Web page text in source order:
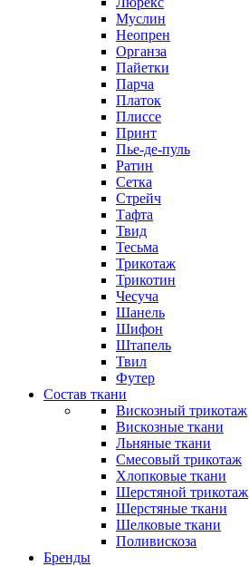
Муслин
Неопрен
Органза
Пайетки
Парча
Платок
Плиссе
Принт
Пье-де-пуль
Ратин
Сетка
Стрейч
Тафта
Твид
Тесьма
Трикотаж
Трикотин
Чесуча
Шанель
Шифон
Штапель
Твил
Футер
Состав ткани
Вискозный трикотаж
Вискозные ткани
Льняные ткани
Смесовый трикотаж
Хлопковые ткани
Шерстяной трикотаж
Шерстяные ткани
Шелковые ткани
Поливискоза
Бренды